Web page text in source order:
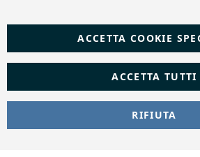
ACCETTA TUTTI
ACCETTA COOKIE
RIFIUTA